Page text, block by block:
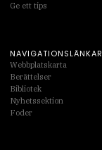
Ge ett tips
NAVIGATIONSLÄNKAR
Webbplatskarta
Berättelser
Bibliotek
Nyhetssektion
Foder